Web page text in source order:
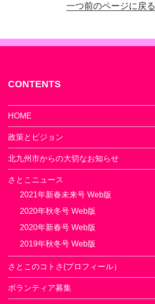
一つ前のページに戻る
CONTENTS
HOME
政策とビジョン
北九州市からの大切なお知らせ
さとこニュース
2021年新春未来号 Web版
2020年秋冬号 Web版
2020年新春号 Web版
2019年秋冬号 Web版
さとこのコトさ(プロフィール）
ボランティア募集